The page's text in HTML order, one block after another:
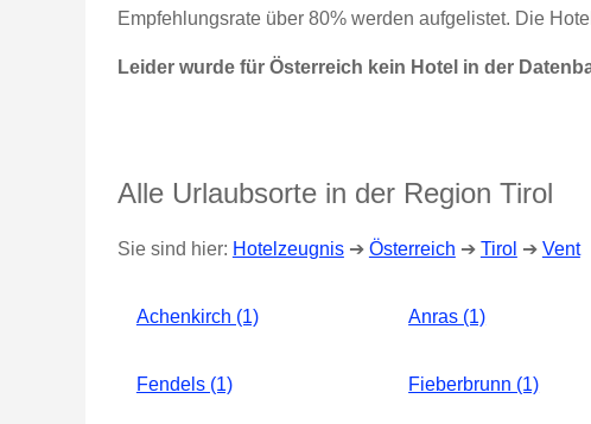
Empfehlungsrate über 80% werden aufgelistet. Die
Leider wurde für Österreich kein Hotel in der
Alle Urlaubsorte in der Region Tirol
Sie sind hier: Hotelzeugnis➔ Österreich ➔ Tirol ➔ Vent
Achenkirch (1) Anras (1)
Fendels (1) Fieberbrunn (1)